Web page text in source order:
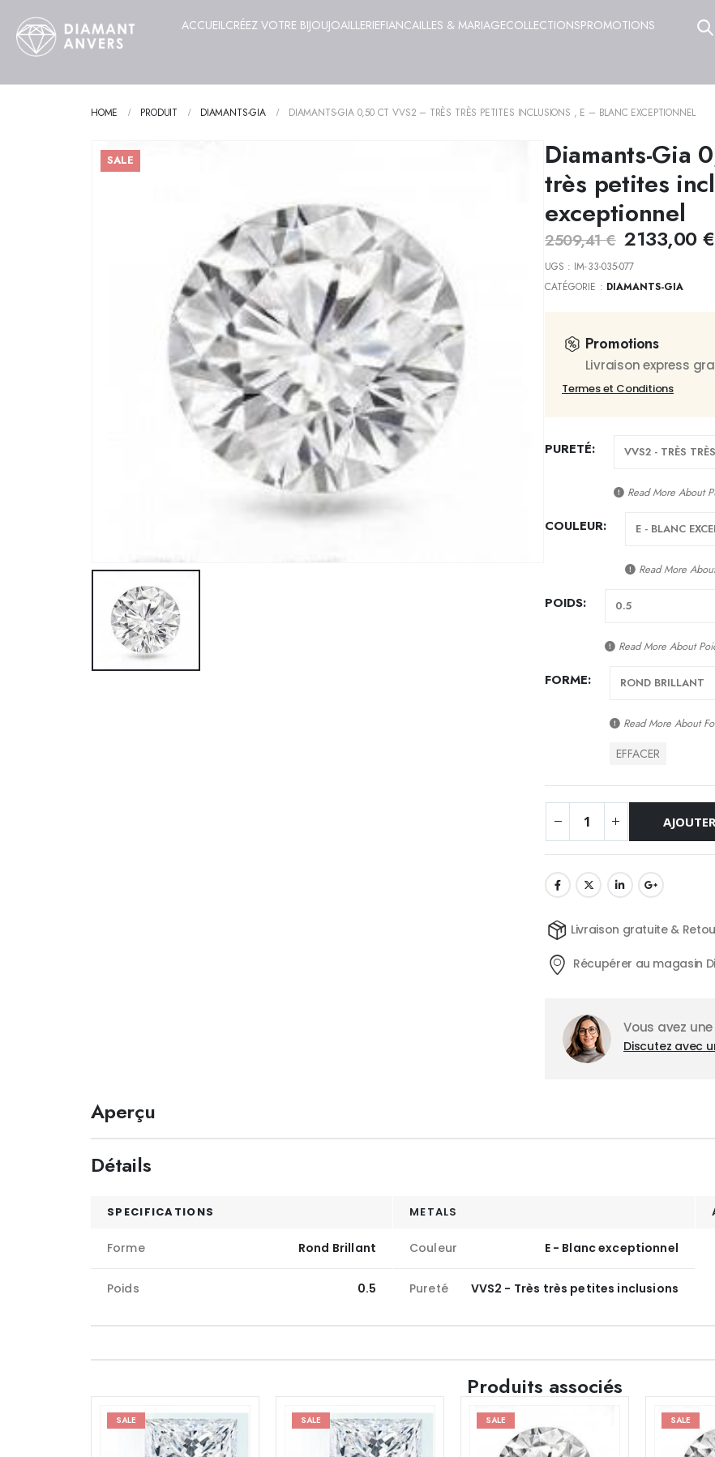
ACCUEILCRÉEZ VOTRE BIJOUJOAILLERIEFIANCAILLES & MARIAGECOLLECTIONSPROMOTIONS
HOME PRODUIT DIAMANTS-GIA DIAMANTS-GIA 0,50 CT VVS2 – TRÈS TRÈS PETITES INCLUSIONS , E – BLANC EXCEPTIONNEL
SALE
Diamants-Gia
très petites
exceptionnel
2509,41€ 2133,00 €
UGS : IM-33-035-077
CATÉGORIE : DIAMANTS-GIA
Promotions
Livraison express
Termes et Conditions
PURETÉ
Read More About
COULEUR
Read More
POIDS
Read More About
FORME
Read More About
EFFACER
Livraison gratuite &
Récupérer au magasin
Vous avez
Discutez avec
Aperçu
Détails
SPECIFICATIONS
Forme Rond Brillant
Poids 0.5
METALS
Couleur E - Blanc exceptionnel
Pureté VVS2 - Très très petites inclusions
Produits associés
SALE SALE SALE SALE